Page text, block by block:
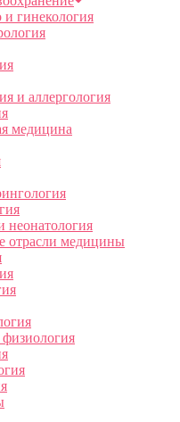
и гинекология
и аллергология
медицина
неонатология
отрасли медицины